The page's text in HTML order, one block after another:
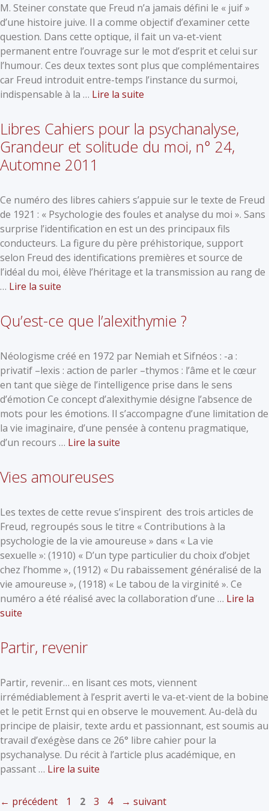
M. Steiner constate que Freud n’a jamais défini le « juif »
d’une histoire juive. Il a comme objectif d’examiner cette
question. Dans cette optique, il fait un va-et-vient
permanent entre l’ouvrage sur le mot d’esprit et celui sur
l’humour. Ces deux textes sont plus que complémentaires
car Freud introduit entre-temps l’instance du surmoi,
indispensable à la … Lire la suite
Libres Cahiers pour la psychanalyse,
Grandeur et solitude du moi, n° 24,
Automne 2011
Ce numéro des libres cahiers s’appuie sur le texte de Freud
de 1921 : « Psychologie des foules et analyse du moi ». Sans
surprise l’identification en est un des principaux fils
conducteurs. La figure du père préhistorique, support
selon Freud des identifications premières et source de
l’idéal du moi, élève l’héritage et la transmission au rang de
… Lire la suite
Qu’est-ce que l’alexithymie ?
Néologisme créé en 1972 par Nemiah et Sifnéos : -a :
privatif –lexis : action de parler –thymos : l’âme et le cœur
en tant que siège de l’intelligence prise dans le sens
d’émotion Ce concept d’alexithymie désigne l’absence de
mots pour les émotions. Il s’accompagne d’une limitation de
la vie imaginaire, d’une pensée à contenu pragmatique,
d’un recours … Lire la suite
Vies amoureuses
Les textes de cette revue s’inspirent des trois articles de
Freud, regroupés sous le titre « Contributions à la
psychologie de la vie amoureuse » dans « La vie
sexuelle »: (1910) « D’un type particulier du choix d’objet
chez l’homme », (1912) « Du rabaissement généralisé de la
vie amoureuse », (1918) « Le tabou de la virginité ». Ce
numéro a été réalisé avec la collaboration d’une … Lire la
suite
Partir, revenir
Partir, revenir… en lisant ces mots, viennent
irrémédiablement à l’esprit averti le va-et-vient de la bobine
et le petit Ernst qui en observe le mouvement. Au-delà du
principe de plaisir, texte ardu et passionnant, est soumis au
travail d’exégèse dans ce 26° libre cahier pour la
psychanalyse. Du récit à l’article plus académique, en
passant … Lire la suite
← précédent 1 2 3 4 → suivant